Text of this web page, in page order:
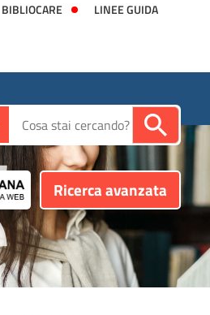
BIBLIOCARE
LINEE GUIDA
Cerca su "Catalogo"
Ricerca avanzata